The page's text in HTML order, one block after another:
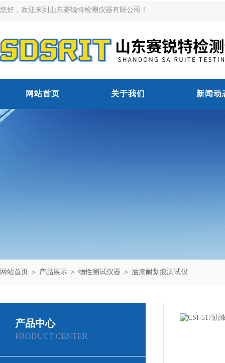
您好，欢迎来到山东赛锐特检测仪器有限公司！
网站首页 关于我们 新闻动
网站首页 ＞ 产品展示 ＞ 物性测试仪器 ＞ 油漆耐划痕测试仪
产品中心
PRODUCT CENTER